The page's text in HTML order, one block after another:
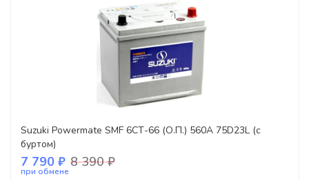
Suzuki Powermate SMF 6СТ-66 (О.П.) 560А 75D23L (с
буртом)
7 790 ₽ 8 390 ₽
при обмене